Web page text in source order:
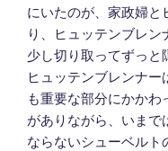
にいたのが、家政婦と
り、ヒュッテンブレ
少し切り取ってずっと
ヒュッテンブレンナ
も重要な部分にかか
がありながら、いまで
ならないシューベルト